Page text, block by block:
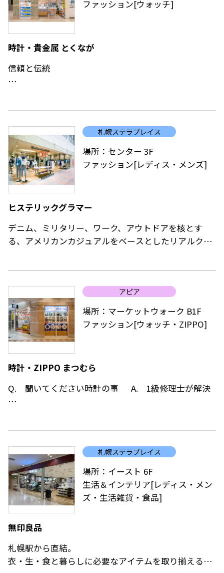
お気軽にお持ちください。
ファッション[ウォッチ]
時計・貴金属 とくなが
信頼と伝統
切に対応。
バンドは常時定価の半額で提供。
札幌ステラプレイス
場所：センター 3F
ファッション[レディス・メンズ]
ヒステリックグラマー
デニム、ミリタリー、ワーク、アウトドアを核とす
る、アメリカンカジュアルをベースとしたリアルクロ
そこに1960年～80年代のロックミュージックやアー
ップカルチャーのエッセンスを注入しオリジナリティ
に満ちたファインコレクションを提案しています。
併せて、その世界観をビジュアル化したグラフィック
ワークも、ブランドを象徴するひとつとなっておりま
す。
アピア
場所：マーケットウォーク B1F
ファッション[ウォッチ・ZIPPO]
時計・ZIPPO まつむら
Q. 聞いてください時計の事 A. 1級修理士が解決
時計は低価格品からご用意しております。
買い替えか、お直しか、お悩みの際はご相談下さい。
時計ベルトは、4000本を超える店頭在庫から
当店ホームページ gg choice に掲載しております。
ネットで予約、店舗で購入が可能です。
パソコンやスマホで、じっくり吟味、下調べにご活用
札幌ステラプレイス
場所：イースト 6F
生活＆インテリア[レディス・メン
ズ・生活雑貨・食品]
無印良品
札幌駅から直結。
衣・生・食と暮らしに必要なアイテムを取り揃えるこ